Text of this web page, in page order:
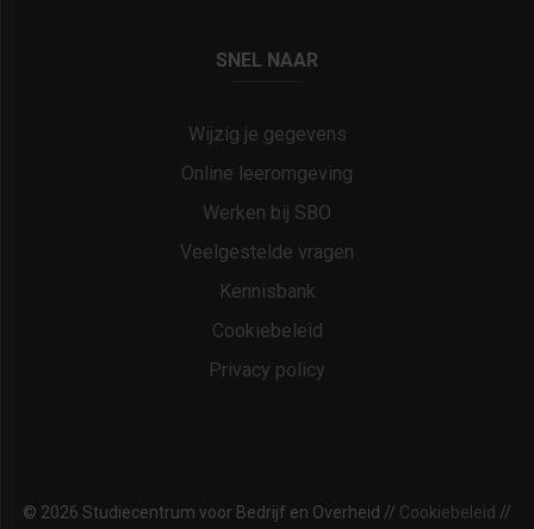
SNEL NAAR
Wijzig je gegevens
Online leeromgeving
Werken bij SBO
Veelgestelde vragen
Kennisbank
Cookiebeleid
Privacy policy
© 2026 Studiecentrum voor Bedrijf en Overheid // Cookiebeleid //